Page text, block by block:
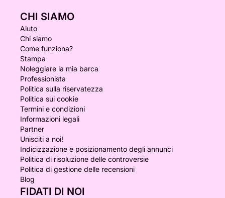
CHI SIAMO
Aiuto
Chi siamo
Come funziona?
Stampa
Noleggiare la mia barca
Professionista
Politica sulla riservatezza
Politica sui cookie
Termini e condizioni
Informazioni legali
Partner
Unisciti a noi!
Indicizzazione e posizionamento degli annunci
Politica di risoluzione delle controversie
Politica di gestione delle recensioni
Blog
FIDATI DI NOI